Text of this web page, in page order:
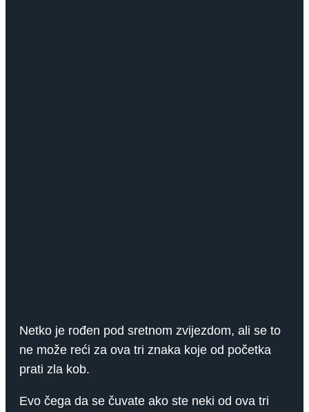
Netko je rođen pod sretnom zvijezdom, ali se to
ne može reći za ova tri znaka koje od početka
prati zla kob.
Evo čega da se čuvate ako ste neki od ova tri